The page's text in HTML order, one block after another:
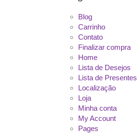
Blog
Carrinho
Contato
Finalizar compra
Home
Lista de Desejos
Lista de Presentes
Localização
Loja
Minha conta
My Account
Pages